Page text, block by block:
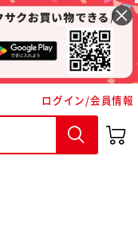
ログイン/会員情報